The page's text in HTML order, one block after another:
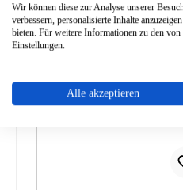
Produktgalerie überspringen
Wir können diese zur Analyse unserer
verbessern, personalisierte Inhalte
bieten. Für weitere Informationen zu den
Einstellungen.
Alle akzeptieren